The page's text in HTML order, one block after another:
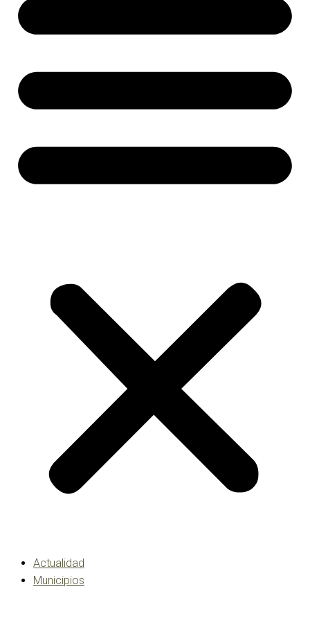
Actualidad
Municipios